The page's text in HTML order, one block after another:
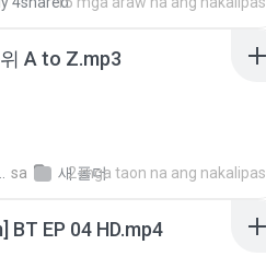
A to Z.mp3
sa 새 폴더
2 mga taon na ang nakalipas
BT EP 04 HD.mp4